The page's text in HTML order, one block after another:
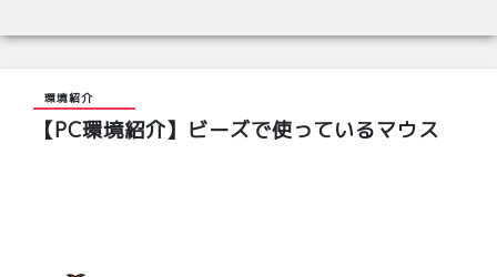
環境紹介
【PC環境紹介】ビーズで使っているマウス